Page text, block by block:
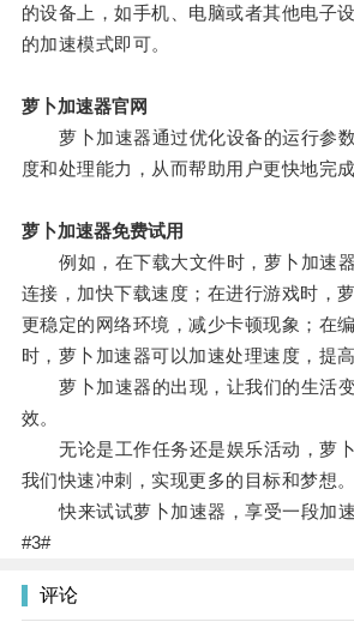
的设备上，如手机、电脑或者其他电子
的加速模式即可。
萝卜加速器官网
萝卜加速器通过优化设备的运行参数
度和处理能力，从而帮助用户更快地完成
萝卜加速器免费试用
例如，在下载大文件时，萝卜加速器
连接，加快下载速度；在进行游戏时，
更稳定的网络环境，减少卡顿现象；在
时，萝卜加速器可以加速处理速度，提高
萝卜加速器的出现，让我们的生活变
效。
无论是工作任务还是娱乐活动，萝卜
我们快速冲刺，实现更多的目标和梦想。
快来试试萝卜加速器，享受一段加速
#3#
评论